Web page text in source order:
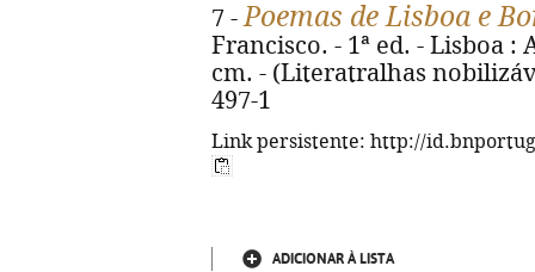
7 -Poemas de Lisboa e
Francisco. - 1ª ed. - Lisboa :
cm. - (Literatralhas
497-1
Link persistente: http://
ADICIONAR À LISTA